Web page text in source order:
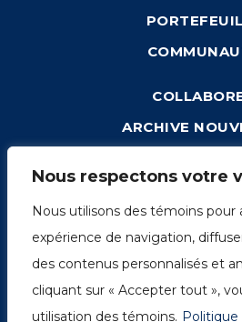
Nous respectons votre
Nous utilisons des témoins pour
expérience de navigation,
des contenus personnalisés et
cliquant sur « Accepter tout »,
utilisation des témoins.
ARCHIVE
Montréal (Québec)